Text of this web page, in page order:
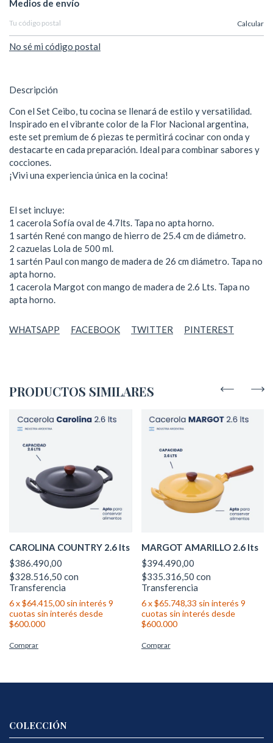
Medios de envío
Calcular
No sé mi código postal
Descripción
Con el Set Ceibo, tu cocina se llenará de estilo y versatilidad.
Inspirado en el vibrante color de la Flor Nacional argentina,
este set premium de 6 piezas te permitirá cocinar con onda y
destacarte en cada preparación. Ideal para combinar sabores y
cocciones.
¡Vivi una experiencia única en la cocina!
El set incluye:
1 cacerola Sofía oval de 4.7lts. Tapa no apta horno.
1 sartén René con mango de hierro de 25.4 cm de diámetro.
2 cazuelas Lola de 500 ml.
1 sartén Paul con mango de madera de 26 cm diámetro. Tapa no
apta horno.
1 cacerola Margot con mango de madera de 2.6 Lts. Tapa no
apta horno.
WHATSAPP FACEBOOK TWITTER PINTEREST
PRODUCTOS SIMILARES
CAROLINA COUNTRY 2.6 lts
$386.490,00
$328.516,50 con
Transferencia
6x$64.415,00 sin interés
MARGOT AMARILLO 2.6 lts
$394.490,00
$335.316,50 con
Transferencia
6 x$65.748,33 sin interés
COLECCIÓN